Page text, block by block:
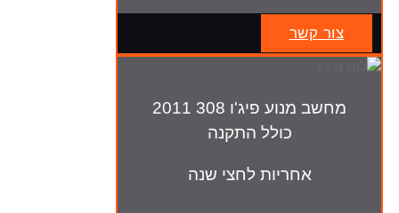
צור קשר
מחשב מנוע פיג'ו 308 2011
כולל התקנה
אחריות לחצי שנה